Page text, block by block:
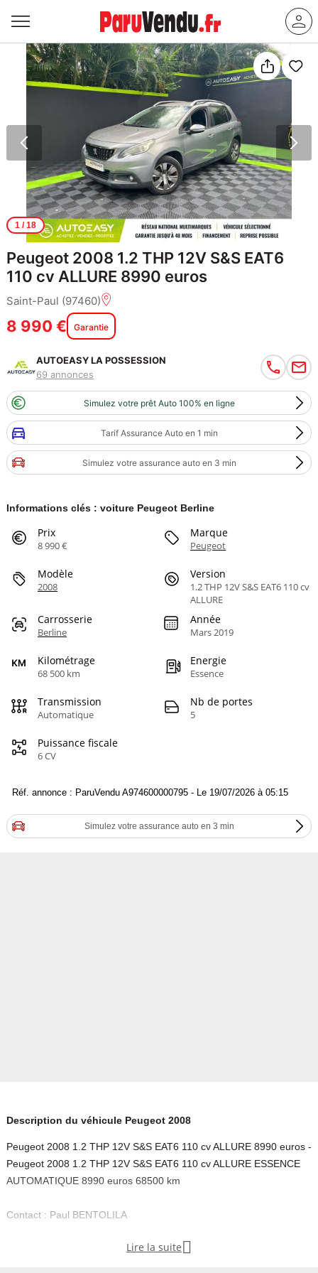
1/ 18
Peugeot 2008 1.2 THP 12V S&S EAT6
110 cv ALLURE 8990 euros
Saint-Paul (97460)
8 990 € Garantie
AUTOEASY LA POSSESSION
69 annonces
Simulez votre prêt Auto 100% en ligne
Tarif Assurance Auto en 1 min
Simulez votre assurance auto en 3 min
Informations clés : voiture Peugeot Berline
Prix
8 990 €
Marque
Peugeot
Modèle
2008
Version
1.2 THP 12V S&S EAT6 110 cv
ALLURE
Carrosserie
Berline
Année
Mars 2019
Kilométrage
68 500 km
Energie
Essence
Transmission
Automatique
Nb de portes
5
Puissance fiscale
6 CV
Réf. annonce : ParuVendu A974600000795 - Le 19/07/2026 à 05:15
Simulez votre assurance auto en 3 min
Description du véhicule Peugeot 2008
Peugeot 2008 1.2 THP 12V S&S EAT6 110 cv ALLURE 8990 euros -
Peugeot 2008 1.2 THP 12V S&S EAT6 110 cv ALLURE ESSENCE
AUTOMATIQUE 8990 euros 68500 km
Contact : Paul BENTOLILA
Lire la suite 